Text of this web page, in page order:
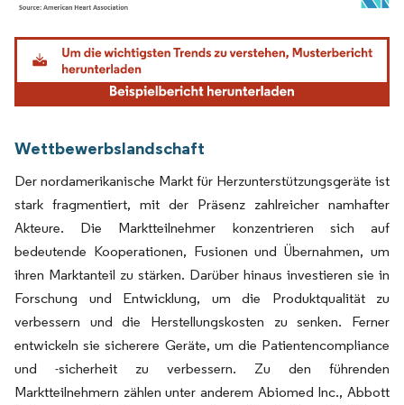
Bild © Mordor Intelligence. Wiederverwendung erfordert Namensnennung gemäß
Wettbewerbslandschaft
Der nordamerikanische Markt für Herzunterstützungsgeräte ist
stark fragmentiert, mit der Präsenz zahlreicher namhafter
Akteure. Die Marktteilnehmer konzentrieren sich auf
bedeutende Kooperationen, Fusionen und Übernahmen, um
ihren Marktanteil zu stärken. Darüber hinaus investieren sie in
Forschung und Entwicklung, um die Produktqualität zu
verbessern und die Herstellungskosten zu senken. Ferner
entwickeln sie sicherere Geräte, um die Patientencompliance
und -sicherheit zu verbessern. Zu den führenden
Marktteilnehmern zählen unter anderem Abiomed Inc., Abbott